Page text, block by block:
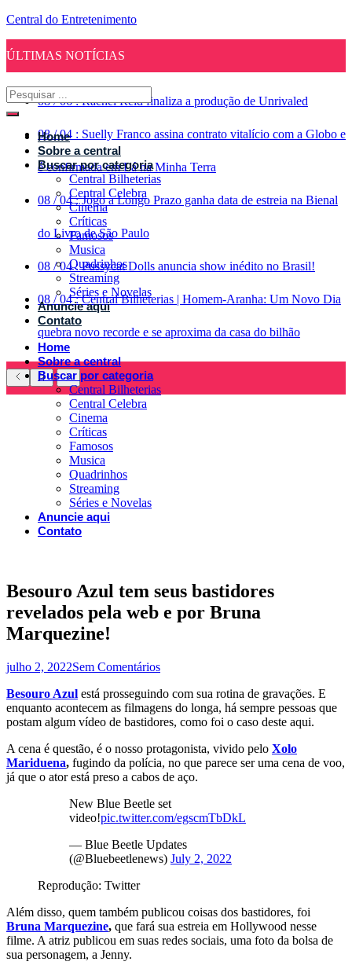
Central do Entretenimento
ÚLTIMAS NOTÍCIAS
08 / 06 : Rachel Reid finaliza a produção de Unrivaled
08 / 04 : Suelly Franco assina contrato vitalício com a Globo e
é confirmada em Lá na Minha Terra
08 / 04 : Jogo a Longo Prazo ganha data de estreia na Bienal
do Livro de São Paulo
08 / 04 : Pussycat Dolls anuncia show inédito no Brasil!
08 / 04 : Central Bilheterias | Homem-Aranha: Um Novo Dia
quebra novo recorde e se aproxima da casa do bilhão
Home
Sobre a central
Buscar por categoria
Central Bilheterias
Central Celebra
Cinema
Críticas
Famosos
Musica
Quadrinhos
Streaming
Séries e Novelas
Anuncie aqui
Contato
Home
Sobre a central
Buscar por categoria
Central Bilheterias
Central Celebra
Cinema
Críticas
Famosos
Musica
Quadrinhos
Streaming
Séries e Novelas
Anuncie aqui
Contato
Besouro Azul tem seus bastidores
revelados pela web e por Bruna
Marquezine!
julho 2, 2022Sem Comentários
Besouro Azul está prosseguindo com sua rotina de gravações. E
enquanto acontecem as filmagens do longa, há sempre pessoas que
postam algum vídeo de bastidores, como foi o caso deste aqui.
A cena é questão, é o nosso protagonista, vivido pelo Xolo
Mariduena, fugindo da polícia, no que parece ser uma cena de voo,
já que o ator está preso a cabos de aço.
New Blue Beetle set
video!pic.twitter.com/egscmTbDkL
— Blue Beetle Updates
(@Bluebeetlenews) July 2, 2022
Reprodução: Twitter
Além disso, quem também publicou coisas dos bastidores, foi
Bruna Marquezine, que fará sua estreia em Hollywood nesse
filme. A atriz publicou em suas redes sociais, uma foto da bolsa de
sua personagem, a Jenny.